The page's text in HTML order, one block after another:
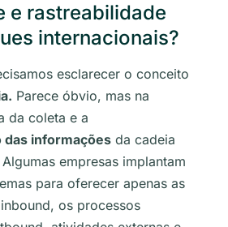
e rastreabilidade
internacionais?
esclarecer o conceito
Parece óbvio, mas na
da coleta e a
das informações da cadeia
empresas implantam
para oferecer apenas as
inbound, os processos